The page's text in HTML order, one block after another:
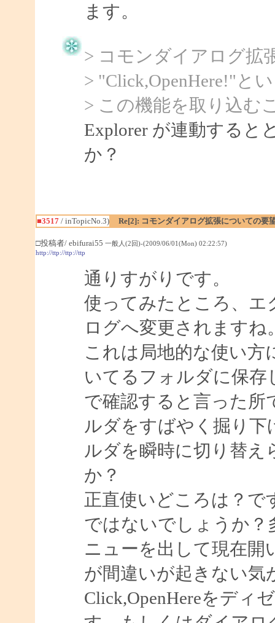
ます。
> コモンダイアログ拡
> "Click,OpenHere!"と
> この機能を取り込む
Explorer が連動すると
か？
■3517/ inTopicNo.3) Re[2]: コモンダイアログ拡張についての要
□投稿者/ ebifurai55 一般人(2回)-(2009/06/01(Mon) 02:22:57)
http://ttp://ttp://ttp
通りすがりです。
使ってみたところ、エ
ログへ変更されますね
これは局地的な使い方
いてるフォルダに保
で確認すると言った
ルダをすばやく掘り
ルダを瞬時に切り替
か？
正直使いどころは？で
ではないでしょうか？
ニューを出して現在開
が間違いが起きない気
Click,OpenHereをディ